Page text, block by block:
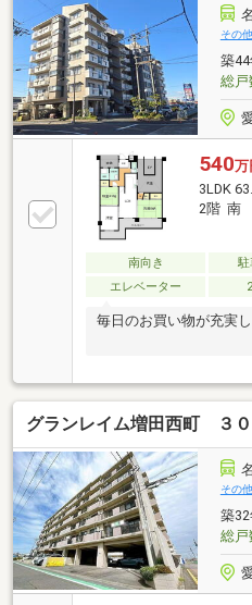
アウトドア用品などの
す。コンビニやスーパ
も徒歩圏内にあり、子
合病院も利用しやすく
トしてくれる住環境が
その
築
総戸
540万
3LDK
2階 南
南向き 駐
エレベーター
毎日のお買い物が充実し
グランレイム増田西町 ３０
その
築
総戸